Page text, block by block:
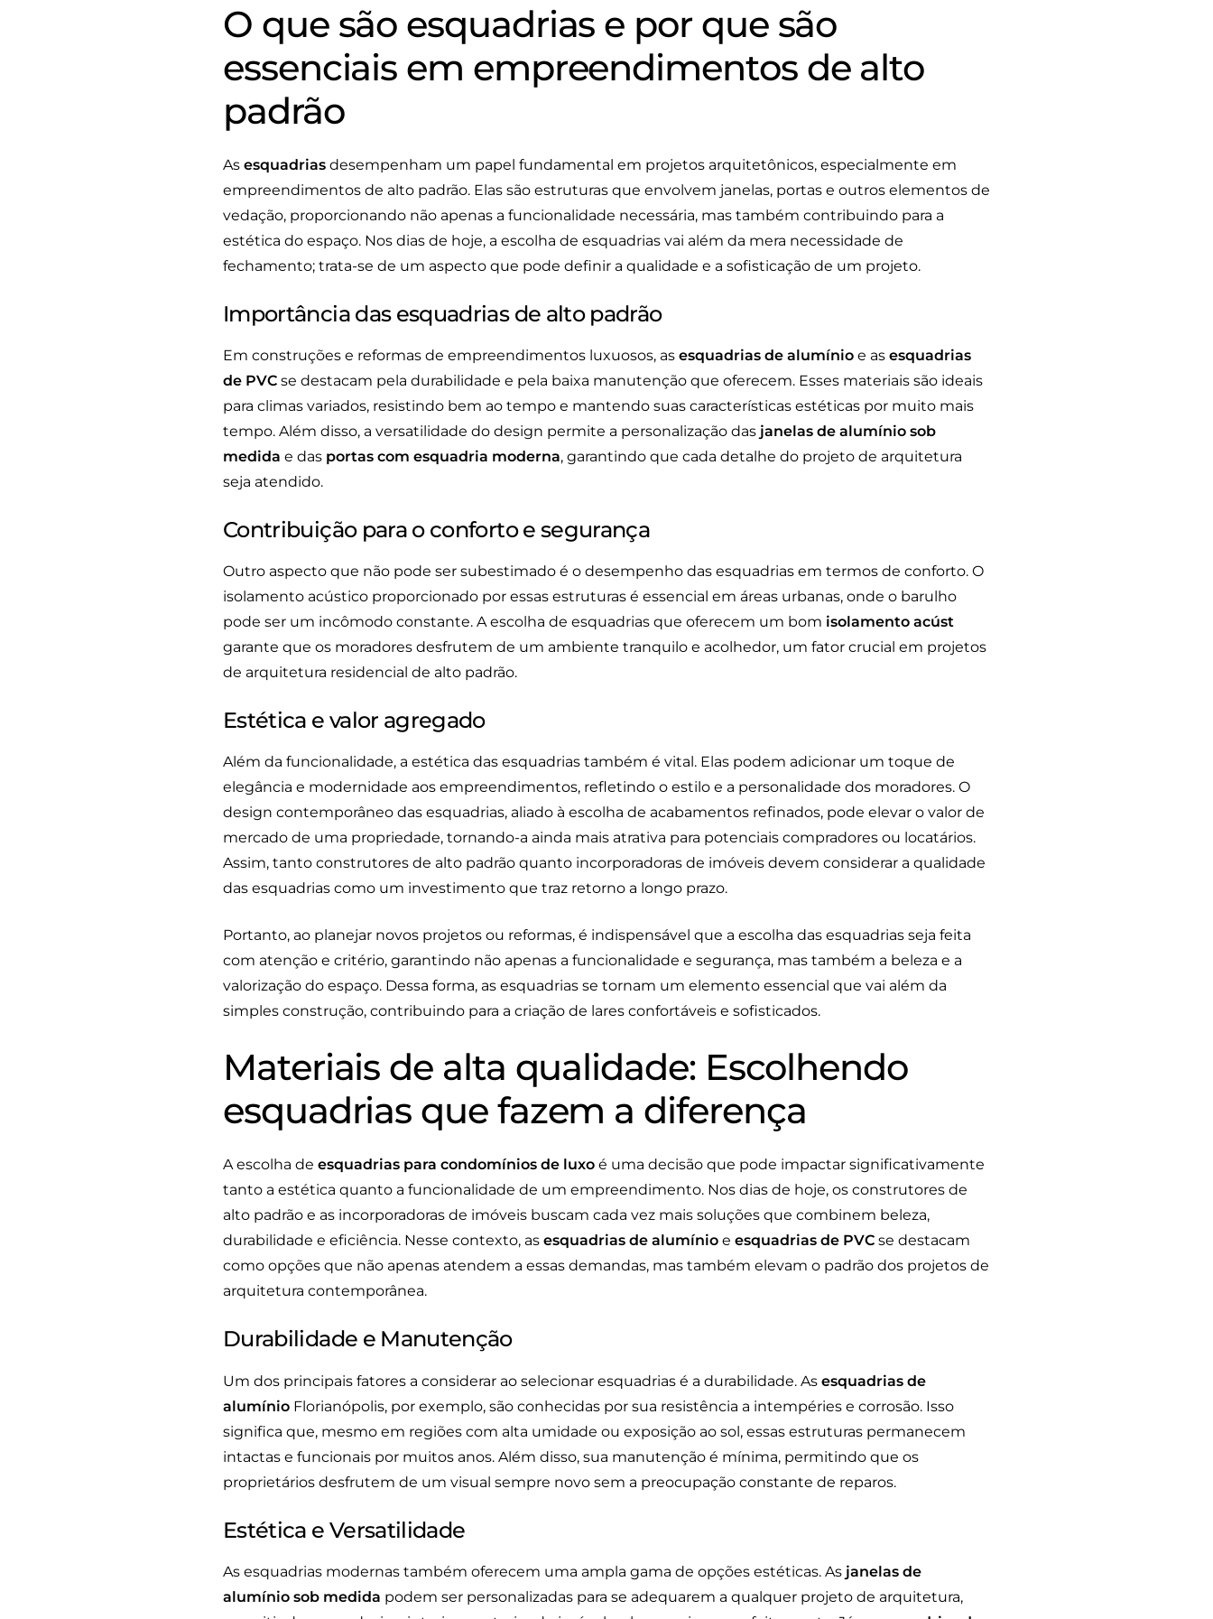
O que são esquadrias e por que são
essenciais em empreendimentos de alto
padrão
As esquadrias desempenham um papel fundamental em projetos arquitetônicos, especialmente em
empreendimentos de alto padrão. Elas são estruturas que envolvem janelas, portas e outros elementos de
vedação, proporcionando não apenas a funcionalidade necessária, mas também contribuindo para a
estética do espaço. Nos dias de hoje, a escolha de esquadrias vai além da mera necessidade de
fechamento; trata-se de um aspecto que pode definir a qualidade e a sofisticação de um projeto.
Importância das esquadrias de alto padrão
Em construções e reformas de empreendimentos luxuosos, as esquadrias de alumínio e as esquadrias
de PVC se destacam pela durabilidade e pela baixa manutenção que oferecem. Esses materiais são ideais
para climas variados, resistindo bem ao tempo e mantendo suas características estéticas por muito mais
tempo. Além disso, a versatilidade do design permite a personalização das janelas de alumínio sob
medida e das portas com esquadria moderna, garantindo que cada detalhe do projeto de arquitetura
seja atendido.
Contribuição para o conforto e segurança
Outro aspecto que não pode ser subestimado é o desempenho das esquadrias em termos de conforto. O
isolamento acústico proporcionado por essas estruturas é essencial em áreas urbanas, onde o barulho
pode ser um incômodo constante. A escolha de esquadrias que oferecem um bom isolamento acúst
garante que os moradores desfrutem de um ambiente tranquilo e acolhedor, um fator crucial em projetos
de arquitetura residencial de alto padrão.
Estética e valor agregado
Além da funcionalidade, a estética das esquadrias também é vital. Elas podem adicionar um toque de
elegância e modernidade aos empreendimentos, refletindo o estilo e a personalidade dos moradores. O
design contemporâneo das esquadrias, aliado à escolha de acabamentos refinados, pode elevar o valor de
mercado de uma propriedade, tornando-a ainda mais atrativa para potenciais compradores ou locatários.
Assim, tanto construtores de alto padrão quanto incorporadoras de imóveis devem considerar a qualidade
das esquadrias como um investimento que traz retorno a longo prazo.
Portanto, ao planejar novos projetos ou reformas, é indispensável que a escolha das esquadrias seja feita
com atenção e critério, garantindo não apenas a funcionalidade e segurança, mas também a beleza e a
valorização do espaço. Dessa forma, as esquadrias se tornam um elemento essencial que vai além da
simples construção, contribuindo para a criação de lares confortáveis e sofisticados.
Materiais de alta qualidade: Escolhendo
esquadrias que fazem a diferença
A escolha de esquadrias para condomínios de luxo é uma decisão que pode impactar significativamente
tanto a estética quanto a funcionalidade de um empreendimento. Nos dias de hoje, os construtores de
alto padrão e as incorporadoras de imóveis buscam cada vez mais soluções que combinem beleza,
durabilidade e eficiência. Nesse contexto, as esquadrias de alumínio e esquadrias de PVC se destacam
como opções que não apenas atendem a essas demandas, mas também elevam o padrão dos projetos de
arquitetura contemporânea.
Durabilidade e Manutenção
Um dos principais fatores a considerar ao selecionar esquadrias é a durabilidade. As esquadrias de
alumínio Florianópolis, por exemplo, são conhecidas por sua resistência a intempéries e corrosão. Isso
significa que, mesmo em regiões com alta umidade ou exposição ao sol, essas estruturas permanecem
intactas e funcionais por muitos anos. Além disso, sua manutenção é mínima, permitindo que os
proprietários desfrutem de um visual sempre novo sem a preocupação constante de reparos.
Estética e Versatilidade
As esquadrias modernas também oferecem uma ampla gama de opções estéticas. As janelas de
alumínio sob medida podem ser personalizadas para se adequarem a qualquer projeto de arquitetura,